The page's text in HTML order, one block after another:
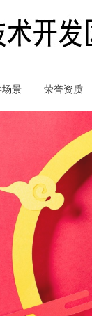
场景 荣誉资质